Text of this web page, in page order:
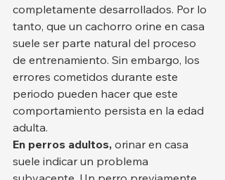
completamente desarrollados. Por lo
tanto, que un cachorro orine en casa
suele ser parte natural del proceso
de entrenamiento. Sin embargo, los
errores cometidos durante este
periodo pueden hacer que este
comportamiento persista en la edad
adulta.
En perros adultos, orinar en casa
suele indicar un problema